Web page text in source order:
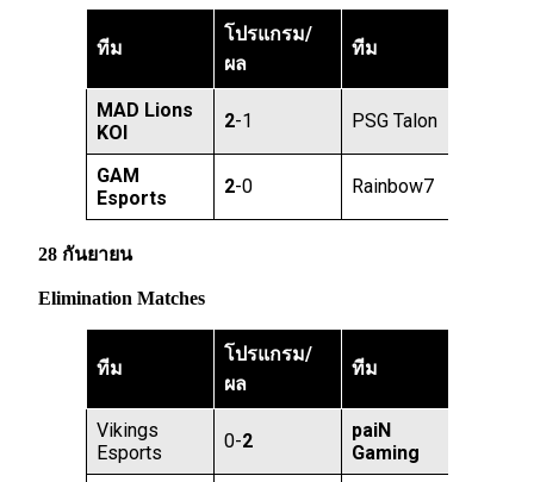
ทีม
โปรแกรม/
ผล
ทีม
MAD Lions
KOI
2-1 PSG Talon
GAM
Esports
2-0 Rainbow7
28 กันยายน
Elimination Matches
ทีม
โปรแกรม/
ผล
ทีม
Vikings
Esports
0-2
paiN
Gaming